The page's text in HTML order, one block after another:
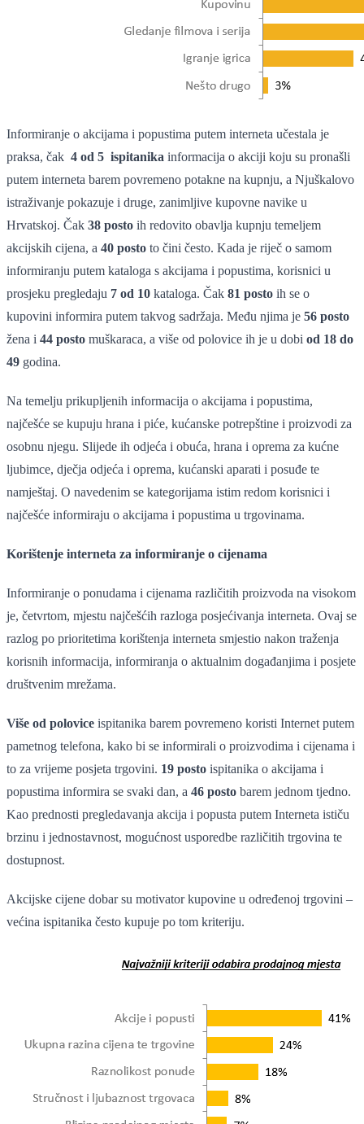
Informiranje o akcijama i popustima putem interneta učestala je
praksa, čak 4 od 5 ispitanika informacija o akciji koju su pronašli
putem interneta barem povremeno potakne na kupnju, a Njuškalovo
istraživanje pokazuje i druge, zanimljive kupovne navike u
Hrvatskoj. Čak 38 posto ih redovito obavlja kupnju temeljem
akcijskih cijena, a 40 posto to čini često. Kada je riječ o samom
informiranju putem kataloga s akcijama i popustima, korisnici u
prosjeku pregledaju 7 od 10 kataloga. Čak 81 posto ih se o
kupovini informira putem takvog sadržaja. Među njima je 56 posto
žena i 44 posto muškaraca, a više od polovice ih je u dobi od 18 do
49 godina.
Na temelju prikupljenih informacija o akcijama i popustima,
najčešće se kupuju hrana i piće, kućanske potrepštine i proizvodi za
osobnu njegu. Slijede ih odjeća i obuća, hrana i oprema za kućne
ljubimce, dječja odjeća i oprema, kućanski aparati i posuđe te
namještaj. O navedenim se kategorijama istim redom korisnici i
najčešće informiraju o akcijama i popustima u trgovinama.
Korištenje interneta za informiranje o cijenama
Informiranje o ponudama i cijenama različitih proizvoda na visokom
je, četvrtom, mjestu najčešćih razloga posjećivanja interneta. Ovaj se
razlog po prioritetima korištenja interneta smjestio nakon traženja
korisnih informacija, informiranja o aktualnim događanjima i posjete
društvenim mrežama.
Više od polovice ispitanika barem povremeno koristi Internet putem
pametnog telefona, kako bi se informirali o proizvodima i cijenama i
to za vrijeme posjeta trgovini. 19 posto ispitanika o akcijama i
popustima informira se svaki dan, a 46 posto barem jednom tjedno.
Kao prednosti pregledavanja akcija i popusta putem Interneta ističu
brzinu i jednostavnost, mogućnost usporedbe različitih trgovina te
dostupnost.
Akcijske cijene dobar su motivator kupovine u određenoj trgovini –
većina ispitanika često kupuje po tom kriteriju.